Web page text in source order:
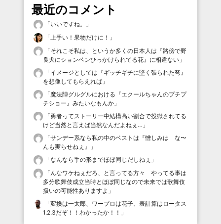
最近のコメント
「いいですね。
」
「上手い！果物だけに！ 」
「それこそ私は、というか多くの日本人は『路傍で野
良犬にションベンひっかけられてる花』に相違ない 」
「イメージとしては『ギッチギチに堅く張られた弩』
を想像してもらえれば 」
「魔法陣グルグルにおける『エクールちゃんのプチプ
チショー』みたいなもんか 」
「勇者ってストーリー中結構高い割合で投獄されてる
けど当然と言えば当然なんだよねぇ… 」
「サンデー系なら私の中のベストは『憎しみは な〜
んも実らせねぇ』
」
「なんなら手の形までほぼ同じだしねぇ 」
「んなワケねぇだろ、と言ってる方々 やってる事は
多分歌舞伎成立当時とほぼ同じなので未来では歌舞伎
扱いの可能性ありますよ 」
「変換は一太郎、ワープロは花子、表計算はロータス
1.2.3だぞ！！わかったか！！ 」